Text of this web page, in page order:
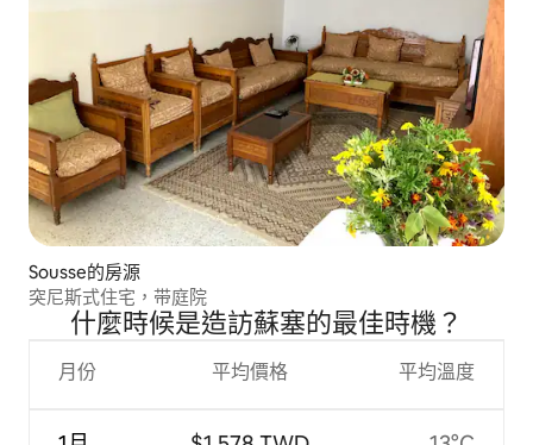
Sousse的房源
突尼斯式住宅，带庭院
什麼時候是造訪蘇塞的最佳時機？
月份 平均價格 平均溫度